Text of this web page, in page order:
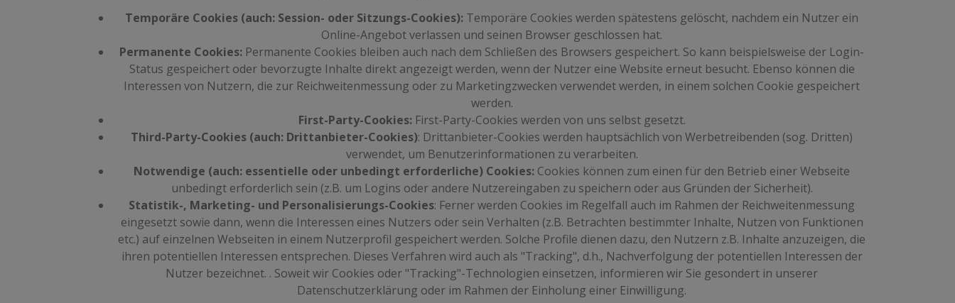
Temporäre Cookies (auch: Session- oder Sitzungs-Cookies): Temporäre Cookies werden spätestens gelöscht, nachdem ein Nutzer ein
Online-Angebot verlassen und seinen Browser geschlossen hat.
Permanente Cookies: Permanente Cookies bleiben auch nach dem Schließen des Browsers gespeichert. So kann beispielsweise der Login-
Status gespeichert oder bevorzugte Inhalte direkt angezeigt werden, wenn der Nutzer eine Website erneut besucht. Ebenso können die
Interessen von Nutzern, die zur Reichweitenmessung oder zu Marketingzwecken verwendet werden, in einem solchen Cookie gespeichert
werden.
First-Party-Cookies:First-Party-Cookies werden von uns selbst gesetzt.
Third-Party-Cookies (auch: Drittanbieter-Cookies): Drittanbieter-Cookies werden hauptsächlich von Werbetreibenden (sog. Dritten)
verwendet, um Benutzerinformationen zu verarbeiten.
Notwendige (auch: essentielle oder unbedingt erforderliche) Cookies: Cookies können zum einen für den Betrieb einer Webseite
unbedingt erforderlich sein (z.B. um Logins oder andere Nutzereingaben zu speichern oder aus Gründen der Sicherheit).
Statistik-, Marketing- und Personalisierungs-Cookies: Ferner werden Cookies im Regelfall auch im Rahmen der Reichweitenmessung
eingesetzt sowie dann, wenn die Interessen eines Nutzers oder sein Verhalten (z.B. Betrachten bestimmter Inhalte, Nutzen von Funktionen
etc.) auf einzelnen Webseiten in einem Nutzerprofil gespeichert werden. Solche Profile dienen dazu, den Nutzern z.B. Inhalte anzuzeigen, die
ihren potentiellen Interessen entsprechen. Dieses Verfahren wird auch als "Tracking", d.h., Nachverfolgung der potentiellen Interessen der
Nutzer bezeichnet. . Soweit wir Cookies oder "Tracking"-Technologien einsetzen, informieren wir Sie gesondert in unserer
Datenschutzerklärung oder im Rahmen der Einholung einer Einwilligung.